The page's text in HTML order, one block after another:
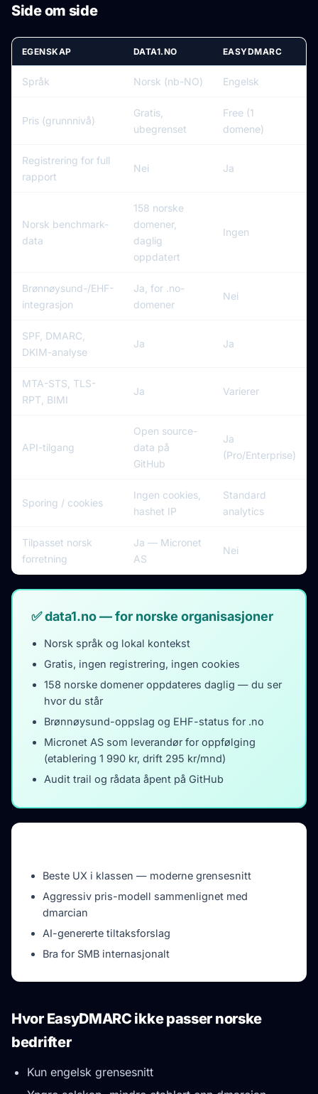
Side om side
EGENSKAP DATA1.NO EASYDMARC
Språk Norsk (nb-NO) Engelsk
Pris (grunnnivå)
Gratis,
ubegrenset
Free (1
domene)
Registrering for full
rapport
Nei Ja
Norsk benchmark-
data
158 norske
domener,
daglig
oppdatert
Ingen
Brønnøysund-/EHF-
integrasjon
Ja, for .no-
domener
Nei
SPF, DMARC,
DKIM-analyse
Ja Ja
MTA-STS, TLS-
RPT, BIMI
Ja Varierer
API-tilgang
Open source-
data på
GitHub
Ja
(Pro/Enterprise)
Sporing / cookies
Ingen cookies,
hashet IP
Standard
analytics
Tilpasset norsk
forretning
Ja — Micronet
AS
Nei
✅ data1.no — for norske organisasjoner
Norsk språk og lokal kontekst
Gratis, ingen registrering, ingen cookies
158 norske domener oppdateres daglig — du ser
hvor du står
Brønnøysund-oppslag og EHF-status for .no
Micronet AS som leverandør for oppfølging
(etablering 1 990 kr, drift 295 kr/mnd)
Audit trail og rådata åpent på GitHub
Beste UX i klassen — moderne grensesnitt
Aggressiv pris-modell sammenlignet med
dmarcian
AI-genererte tiltaksforslag
Bra for SMB internasjonalt
Hvor EasyDMARC ikke passer norske
bedrifter
Kun engelsk grensesnitt